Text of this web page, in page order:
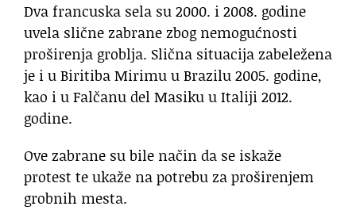
Dva francuska sela su 2000. i 2008. godine
uvela slične zabrane zbog nemogućnosti
proširenja groblja. Slična situacija zabeležena
je i u Biritiba Mirimu u Brazilu 2005. godine,
kao i u Falčanu del Masiku u Italiji 2012.
godine.
Ove zabrane su bile način da se iskaže
protest te ukaže na potrebu za proširenjem
grobnih mesta.